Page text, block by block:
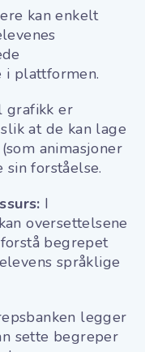
kan enkelt
plattformen.
grafikk er
at de kan lage
animasjoner
forståelse.
I
oversettelsene
begrepet
språklige
legger
sette begreper